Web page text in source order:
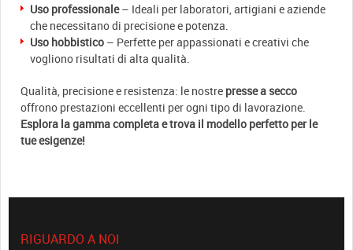
Uso professionale– Ideali per laboratori, artigiani e aziende
che necessitano di precisione e potenza.
Uso hobbistico – Perfette per appassionati e creativi che
vogliono risultati di alta qualità.
Qualità, precisione e resistenza: le nostre presse a secco
offrono prestazioni eccellenti per ogni tipo di lavorazione.
Esplora la gamma completa e trova il modello perfetto per le
tue esigenze!
RIGUARDO A NOI